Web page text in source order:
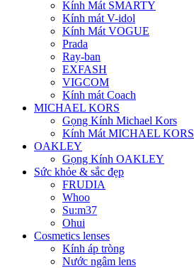
Kính Mát SMARTY
Kính mát V-idol
Kính Mát VOGUE
Prada
Ray-ban
EXFASH
VIGCOM
Kính mát Coach
MICHAEL KORS
Gọng Kính Michael Kors
Kính Mát MICHAEL KORS
OAKLEY
Gọng Kính OAKLEY
Sức khỏe & sắc đẹp
FRUDIA
Whoo
Su:m37
Ohui
Cosmetics lenses
Kính áp tròng
Nước ngâm lens